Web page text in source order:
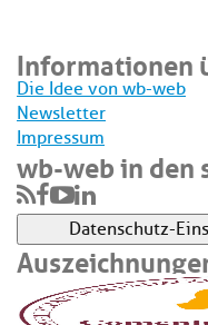
Informationen
Die Idee von wb-web
Newsletter
Impressum
wb-web in den
Datenschutz-